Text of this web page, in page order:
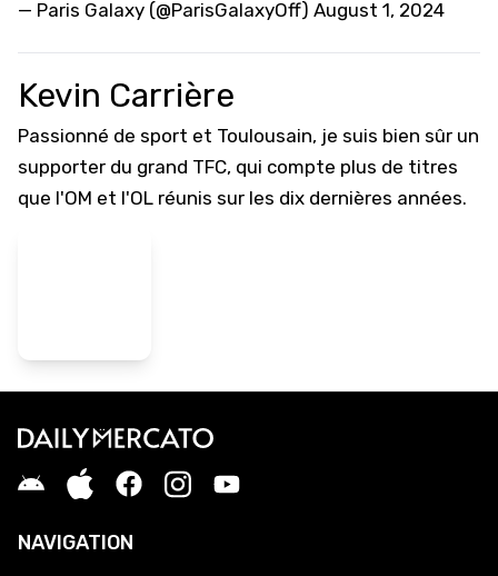
— Paris Galaxy (@ParisGalaxyOff) August 1, 2024
Kevin Carrière
Passionné de sport et Toulousain, je suis bien sûr un
supporter du grand TFC, qui compte plus de titres
que l'OM et l'OL réunis sur les dix dernières années.
NAVIGATION